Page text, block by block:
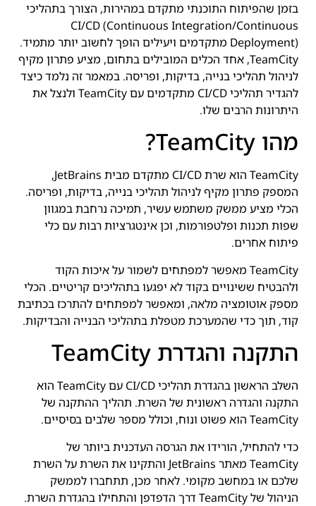
בזמן שהפיתוח התוכנתי מתקדם במהירות, הצורך בתהליכי
CI/CD (Continuous Integration/Continuous
Deployment) מתקדמים ויעילים הופך לחשוב יותר מתמיד.
TeamCity, אחד הכלים המובילים בתחום, מציע פתרון מקיף
לניהול תהליכי בנייה, בדיקות, ופריסה. במאמר זה נלמד כיצד
להגדיר תהליכי CI/CD מתקדמים עם TeamCity ולנצל את
היתרונות הרבים שלו.
מהו TeamCity?
TeamCity הוא שרת CI/CD מתקדם מבית JetBrains,
המספק פתרון מקיף לניהול תהליכי בנייה, בדיקות, ופריסה.
הכלי מציע ממשק משתמש עשיר, תמיכה נרחבת במגוון
שפות תכנות ופלטפורמות, וכן אינטגרציות רבות עם כלי
פיתוח אחרים.
TeamCity מאפשר למפתחים לשמור על איכות הקוד
ולהבטיח ששינויים בקוד לא יפגעו בתהליכים קריטיים. הכלי
מספק אוטומציה מלאה, ומאפשר למפתחים להתרכז בכתיבת
קוד, תוך כדי שהמערכת מטפלת בתהליכי הבנייה והבדיקות.
התקנה והגדרת TeamCity
השלב הראשון בהגדרת תהליכי CI/CD עם TeamCity הוא
התקנה והגדרה ראשונית של השרת. תהליך ההתקנה של
TeamCity הוא פשוט ונוח, וכולל מספר שלבים בסיסיים.
כדי להתחיל, הורידו את הגרסה העדכנית ביותר של
TeamCity מאתר JetBrains והתקינו את השרת על השרת
שלכם או במחשב מקומי. לאחר מכן, תתחברו לממשק
הניהול של TeamCity דרך הדפדפן והתחילו בהגדרת השרת.